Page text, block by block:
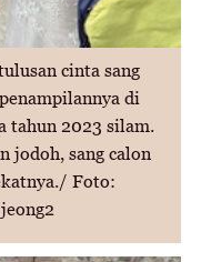
cinta sang
di
tahun 2023 silam.
jodoh, sang calon
Foto: